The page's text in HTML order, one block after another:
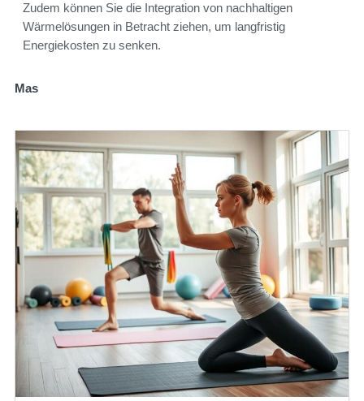
Zudem können Sie die Integration von nachhaltigen
Wärmelösungen in Betracht ziehen, um langfristig
Energiekosten zu senken.
Mas